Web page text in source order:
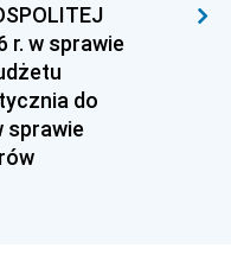
1952
1946
r. w sprawie
do
sprawie